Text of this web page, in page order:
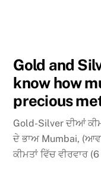
Gold and
know how
precious
Gold-Silver ਦੀਆਂ
ਦੇ ਭਾਅ Mumbai,
ਕੀਮਤਾਂ ਵਿੱਚ ਵੀਰਵਾਰ